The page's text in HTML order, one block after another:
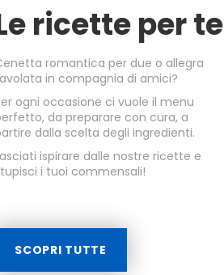
ricette per te
romantica per due o allegra
in compagnia di amici?
ogni occasione ci vuole il menu
da preparare con cura, a
dalla scelta degli ingredienti.
ispirare dalle nostre ricette e
i tuoi commensali!
SCOPRI TUTTE